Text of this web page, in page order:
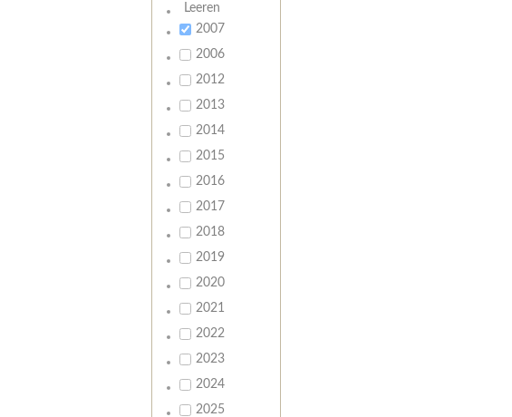
Leeren
2007
2006
2012
2013
2014
2015
2016
2017
2018
2019
2020
2021
2022
2023
2024
2025